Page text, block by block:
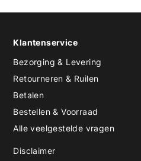
Klantenservice
Bezorging & Levering
Retourneren & Ruilen
Betalen
Bestellen & Voorraad
Alle veelgestelde vragen
Disclaimer